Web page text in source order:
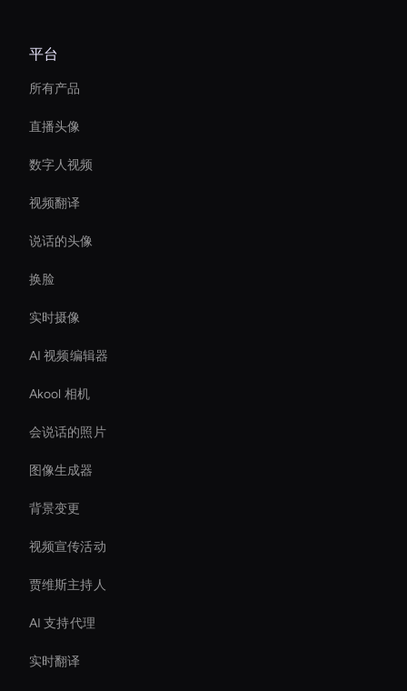
平台
所有产品
直播头像
数字人视频
视频翻译
说话的头像
换脸
实时摄像
AI 视频编辑器
Akool 相机
会说话的照片
图像生成器
背景变更
视频宣传活动
贾维斯主持人
AI 支持代理
实时翻译